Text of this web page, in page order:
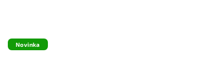
Novinka